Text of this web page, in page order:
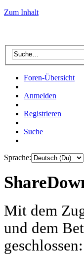
Zum Inhalt
Foren-Übersicht
Anmelden
Registrieren
Suche
Sprache:
Mit dem
und dem
geschlossen: